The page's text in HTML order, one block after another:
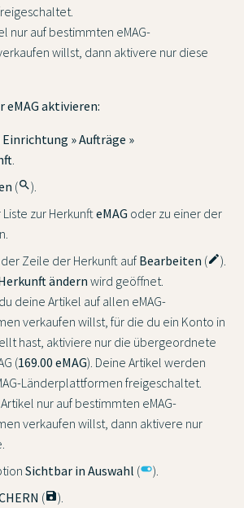
nur auf bestimmten eMAG-
willst, dann aktivere nur diese
aktivieren:
Einrichtung » Aufträge »
(search).
zur HerkunfteMAG oder zu einer der
Zeile der Herkunft auf Bearbeiten (edit).
ändern wird geöffnet.
deine Artikel auf allen eMAG-
verkaufen willst, für die du ein Konto in
hast, aktiviere nur die übergeordnete
(169.00 eMAG). Deine Artikel werden
Länderplattformen freigeschaltet.
nur auf bestimmten eMAG-
verkaufen willst, dann aktivere nur
Sichtbar in Auswahl (toggle_on).
(save).